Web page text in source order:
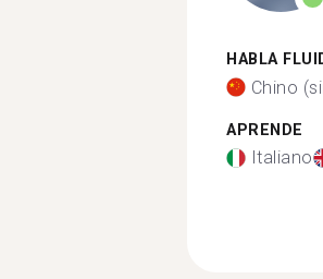
HABLA
Chino
APRENDE
Italiano